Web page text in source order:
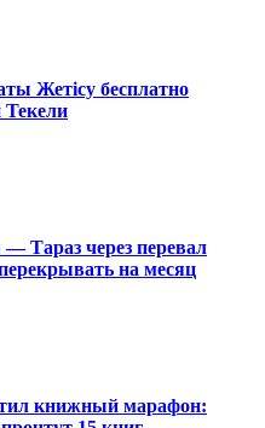
Жетісу бесплатно
Текели
Тараз через перевал
на месяц
книжный марафон: